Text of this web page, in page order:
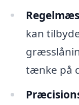
kan
tænke på